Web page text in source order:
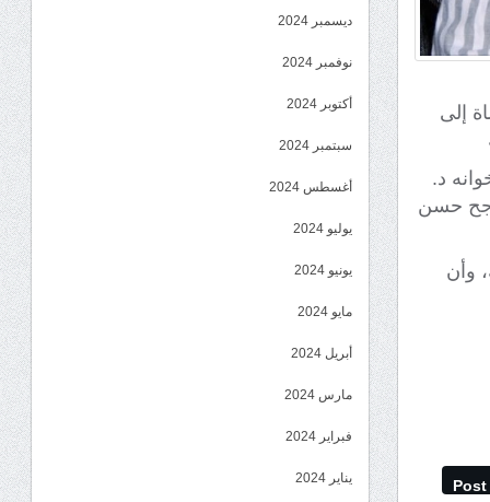
إلى
د.
حسن
وأن
Post
ديسمبر 2024
نوفمبر 2024
أكتوبر 2024
سبتمبر 2024
أغسطس 2024
يوليو 2024
يونيو 2024
مايو 2024
أبريل 2024
مارس 2024
فبراير 2024
يناير 2024